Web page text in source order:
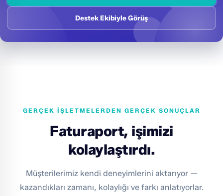
Destek Ekibiyle Görüş
GERÇEK IŞLETMELERDEN GERÇEK SONUÇLAR
Faturaport, işimizi
kolaylaştırdı.
Müşterilerimiz kendi deneyimlerini aktarıyor —
kazandıkları zamanı, kolaylığı ve farkı anlatıyorlar.